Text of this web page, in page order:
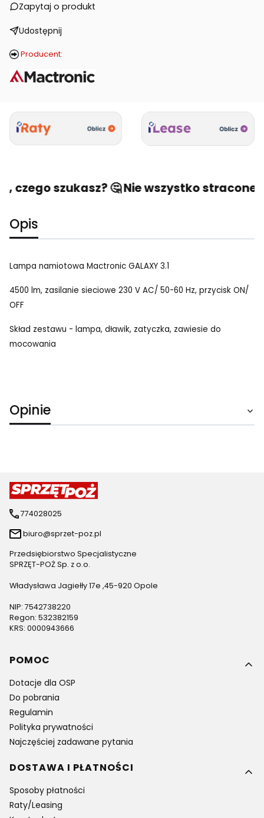
Zapytaj o produkt
Udostępnij
Producent:
czego szukasz? 🤔 Nie wszystko stracone!
Opis
Lampa namiotowa Mactronic GALAXY 3.1
4500 lm, zasilanie sieciowe 230 V AC/ 50-60 Hz, przycisk ON/
OFF
Skład zestawu - lampa, dławik, zatyczka, zawiesie do
mocowania
Opinie
774028025
biuro@sprzet-poz.pl
Przedsiębiorstwo Specjalistyczne
SPRZĘT-POŻ Sp. z o.o.
Władysława Jagiełły 17e ,45-920 Opole
NIP: 7542738220
Regon: 532382159
KRS: 0000943666
Linki w stopce
POMOC
Dotacje dla OSP
Do pobrania
Regulamin
Polityka prywatności
Najczęściej zadawane pytania
DOSTAWA I PŁATNOŚCI
Sposoby płatności
Raty/Leasing